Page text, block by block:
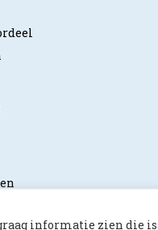
informatie zien die is